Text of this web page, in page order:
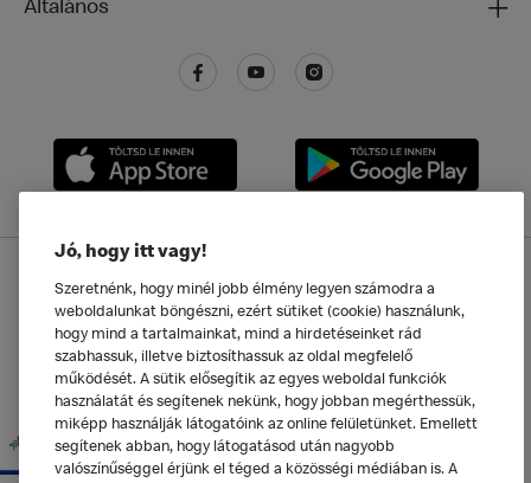
Általános
McDonald's Alkalmazás Sütik beállítása
©2025 McDonald's Magyarország
Jó, hogy itt vagy!
Szeretnénk, hogy minél jobb élmény legyen számodra a
weboldalunkat böngészni, ezért sütiket (cookie) használunk,
hogy mind a tartalmainkat, mind a hirdetéseinket rád
szabhassuk, illetve biztosíthassuk az oldal megfelelő
működését. A sütik elősegítik az egyes weboldal funkciók
használatát és segítenek nekünk, hogy jobban megérthessük,
miképp használják látogatóink az online felületünket. Emellett
segítenek abban, hogy látogatásod után nagyobb
valószínűséggel érjünk el téged a közösségi médiában is. A